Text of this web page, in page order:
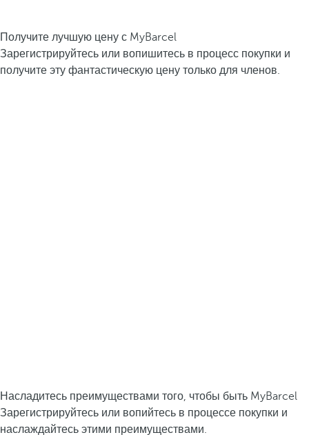
Получите лучшую цену с MyBarcel
Зарегистрируйтесь или вопишитесь в процесс покупки и
получите эту фантастическую цену только для членов.
Насладитесь преимуществами того, чтобы быть MyBarcel
Зарегистрируйтесь или вопийтесь в процессе покупки и
наслаждайтесь этими преимуществами.